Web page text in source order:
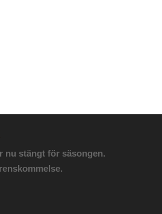
nu stängt för säsongen.